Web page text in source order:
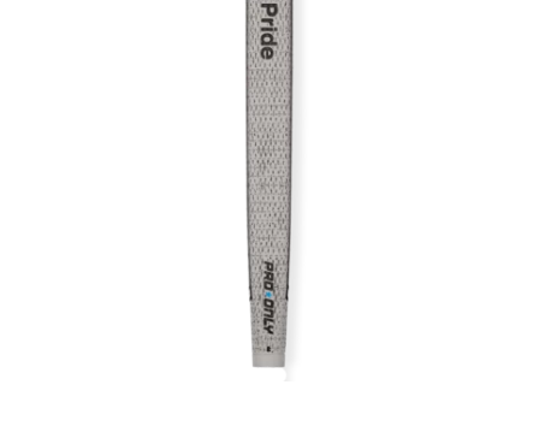
Oblečenie
Topánky
Rukavice